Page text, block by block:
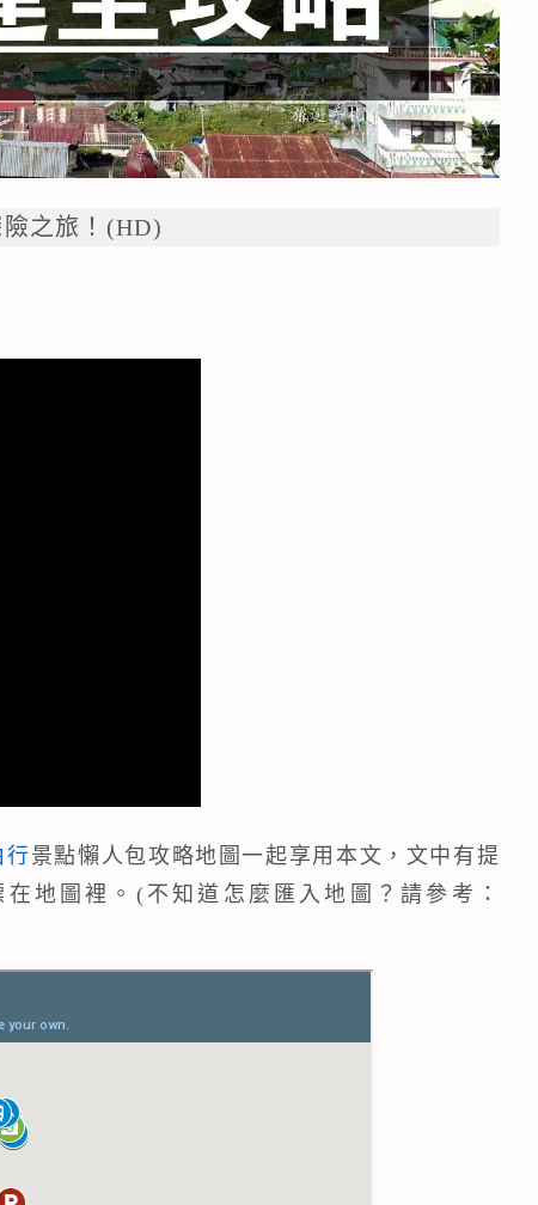
之旅！(HD)
行景點懶人包攻略地圖一起享用本文，文中有提
地圖裡。(不知道怎麼匯入地圖？請參考：